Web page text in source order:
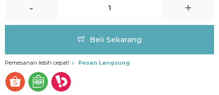
- +
Beli Sekarang
Pemesanan lebih cepat! Pesan Langsung